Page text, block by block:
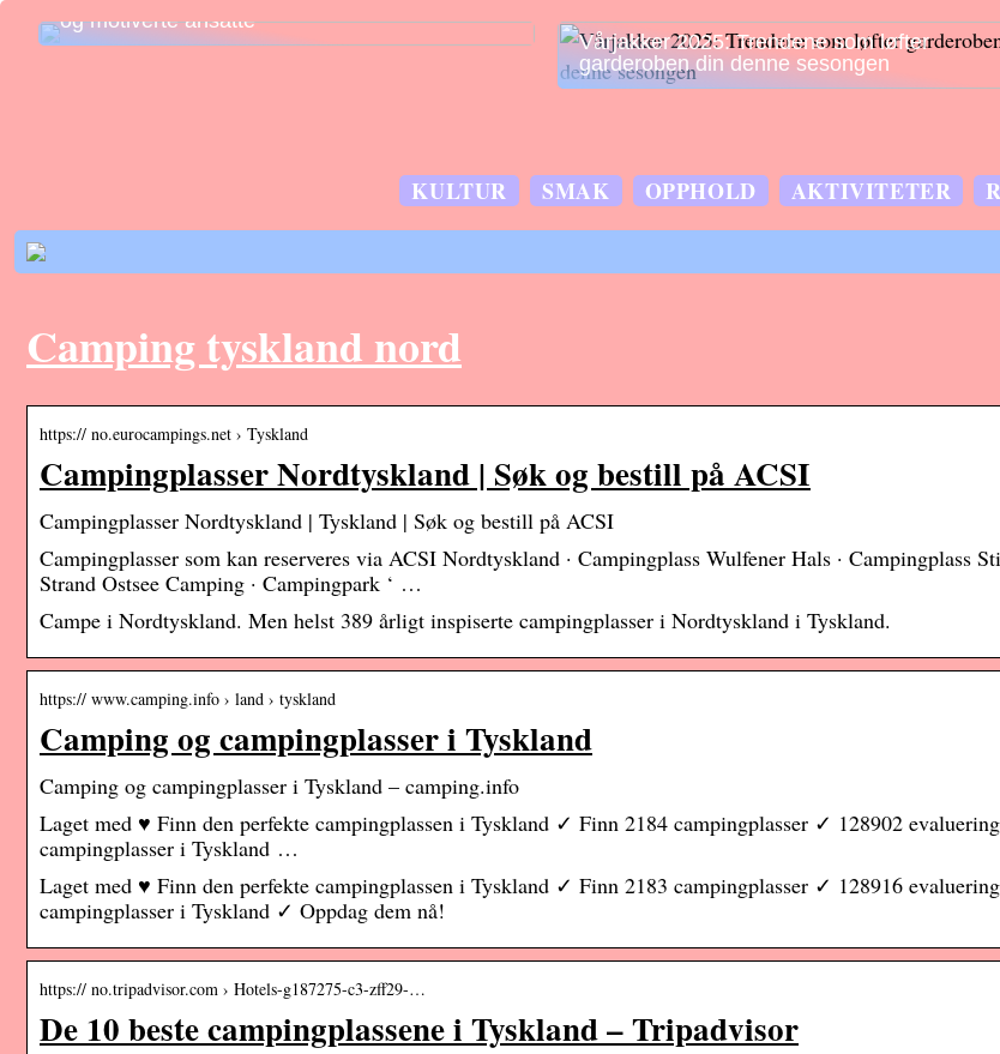
og motiverte ansatte
Vårjakker 2025: Trendene som løfter
garderoben din denne sesongen
KULTUR SMAK OPPHOLD AKTIVITETER
Camping tyskland nord
https:// no.eurocampings.net › Tyskland
Campingplasser Nordtyskland | Søk og bestill på ACSI
Campingplasser Nordtyskland | Tyskland | Søk og bestill på ACSI
Campingplasser som kan reserveres via ACSI Nordtyskland · Campingplass Wulfener Hals · Campingplass
Strand Ostsee Camping · Campingpark ‘ …
Campe i Nordtyskland. Men helst 389 årligt inspiserte campingplasser i Nordtyskland i Tyskland.
https:// www.camping.info › land › tyskland
Camping og campingplasser i Tyskland
Camping og campingplasser i Tyskland – camping.info
Laget med ♥ Finn den perfekte campingplassen i Tyskland ✓ Finn 2184 campingplasser ✓ 128902
campingplasser i Tyskland …
Laget med ♥ Finn den perfekte campingplassen i Tyskland ✓ Finn 2183 campingplasser ✓ 128916
campingplasser i Tyskland ✓ Oppdag dem nå!
https:// no.tripadvisor.com › Hotels-g187275-c3-zff29-…
De 10 beste campingplassene i Tyskland – Tripadvisor